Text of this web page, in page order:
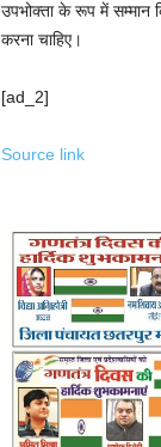
उपभोक्ता के रूप में सम्मान
करना चाहिए।
[ad_2]
Source link